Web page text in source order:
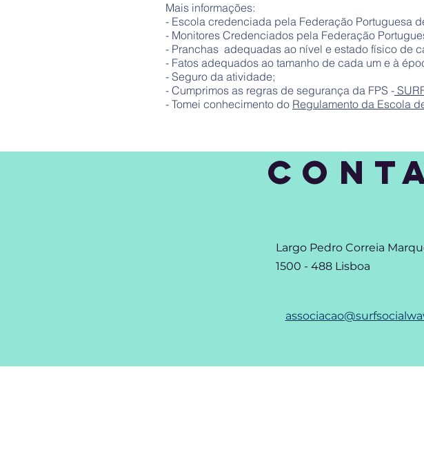
Mais informações:
- Escola credenciada pela Federação Portuguesa
- Monitores Credenciados pela Federação
- Pranchas adequadas ao nível e estado físico de
- Fatos adequados ao tamanho de cada um e à
- Seguro da atividade;
- Cumprimos as regras de segurança da FPS -
- Tomei conhecimento do Regulamento da Escola
Largo Pedro Correia
1500 - 488 Lisboa